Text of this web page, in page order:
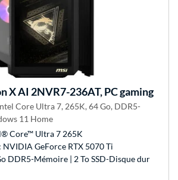
X AI 2NVR7-236AT, PC gaming
Core Ultra 7, 265K, 64 Go, DDR5-
11 Home
Core™ Ultra 7 265K
GeForce RTX 5070 Ti
DDR5-Mémoire | 2 To SSD-Disque dur